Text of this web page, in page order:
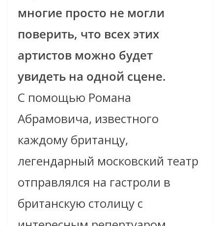
многие просто не могли
поверить, что всех этих
артистов можно будет
увидеть на одной сцене.
С помощью Романа
Абрамовича, известного
каждому британцу,
легендарный московский театр
отправлялся на гастроли в
британскую столицу с